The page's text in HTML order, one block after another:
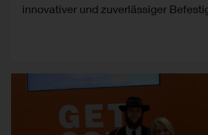
innovativer und zuverlässiger